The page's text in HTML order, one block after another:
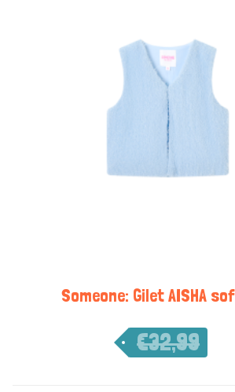
Someone: Gilet AISHA
€32,99